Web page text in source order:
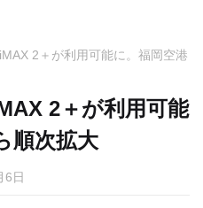
2＋が利用可能に。福岡空港
2＋が利用可能
順次拡大
6日